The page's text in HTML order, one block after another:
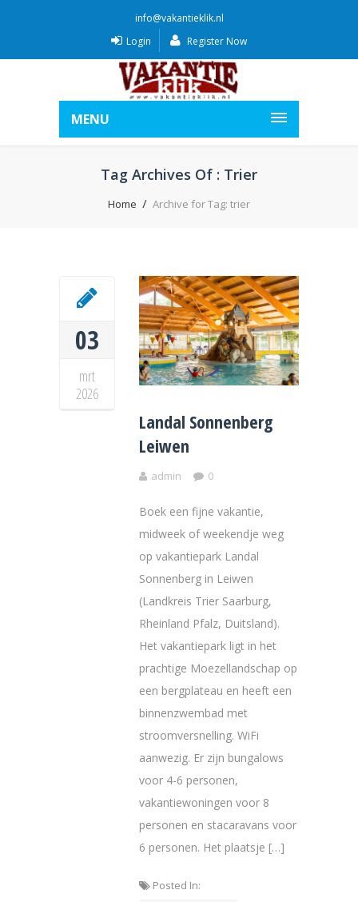
info@vakantieklik.nl
Login
Register Now
MENU
Tag Archives Of : Trier
Home Archive for Tag: trier
03
mrt
2026
Landal Sonnenberg
Leiwen
admin 0
Boek een fijne vakantie,
midweek of weekendje weg
op vakantiepark Landal
Sonnenberg in Leiwen
(Landkreis Trier Saarburg,
Rheinland Pfalz, Duitsland).
Het vakantiepark ligt in het
prachtige Moezellandschap op
een bergplateau en heeft een
binnenzwembad met
stroomversnelling. WiFi
aanwezig. Er zijn bungalows
voor 4-6 personen,
vakantiewoningen voor 8
personen en stacaravans voor
6 personen. Het plaatsje […]
Posted In: